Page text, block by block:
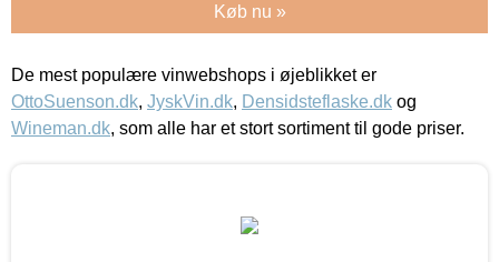
Køb nu »
De mest populære vinwebshops i øjeblikket er
OttoSuenson.dk, JyskVin.dk, Densidsteflaske.dk og
Wineman.dk, som alle har et stort sortiment til gode priser.